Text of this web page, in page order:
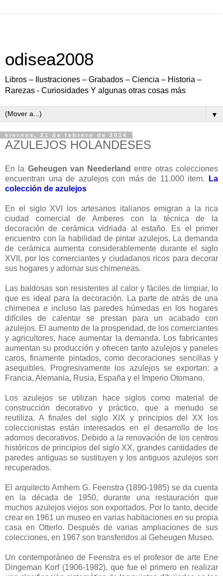
odisea2008
Libros – Ilustraciones – Grabados – Ciencia – Historia –
Rarezas - Curiosidades Y algunas otras cosas más
▼
viernes, 21 de febrero de 2014
AZULEJOS HOLANDESES
En la Geheugen van Neederland entre otras colecciones
encuentran una de azulejos con más de 11.000 item. La
colección de azulejos
En el siglo XVI los artesanos italianos emigran a la rica
ciudad comercial de Amberes con la técnica de la
decoración de cerámica vidriada al estaño. Es el primer
encuentro con la habilidad de pintar azulejos. La demanda
de cerámica aumenta considerablemente durante el siglo
XVII, por los comerciantes y ciudadanos ricos para decorar
sus hogares y adornar sus chimeneas.
Las baldosas son resistentes al calor y fáciles de limpiar, lo
que es ideal para la decoración. La parte de atrás de una
chimenea e incluso las paredes húmedas en los hogares
difíciles de calentar se prestan para un acabado con
azulejos. El aumento de la prosperidad, de los comerciantes
y agricultores, hace aumentar la demanda. Los fabricantes
aumentan su producción y ofrecen tanto azulejos y paneles
caros, finamente pintados, como decoraciones sencillas y
asequibles. Progresivamente los azulejos se exportan: a
Francia, Alemania, Rusia, España y el Imperio Otomano.
Los azulejos se utilizan hace siglos como material de
construcción decorativo y práctico, que a menudo se
reutiliza. A finales del siglo XIX y principios del XX los
coleccionistas están interesados en el desarrollo de los
adornos decorativos. Debido a la renovación de los centros
históricos de principios del siglo XX, grandes cantidades de
paredes antiguas se sustituyen y los antiguos azulejos son
recuperados.
El arquitecto Arnhem G. Feenstra (1890-1985) se da cuenta
en la década de 1950, durante una restauración que
muchos azulejos viejos son exportados. Por lo tanto, decide
crear en 1961 un museo en varias habitaciones en su propia
casa en Otterlo. Después de varias ampliaciones de sus
colecciones, en 1967 son transferidos al Geheugen Museo.
Un contemporáneo de Feenstra es el profesor de arte Ene
Dingeman Korf (1906-1982), que fue el primero en realizar